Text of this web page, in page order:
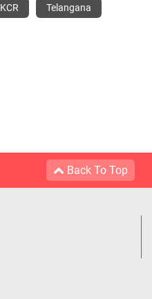
KCR Telangana
Back To Top